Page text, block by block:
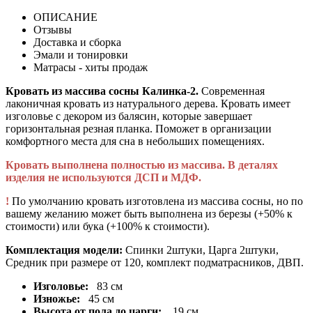
ОПИСАНИЕ
Отзывы
Доставка и сборка
Эмали и тонировки
Матрасы - хиты продаж
Кровать из массива сосны Калинка-2. Современная
лаконичная кровать из натурального дерева. Кровать имеет
изголовье с декором из балясин, которые завершает
горизонтальная резная планка. Поможет в организации
комфортного места для сна в небольших помещениях.
Кровать выполнена полностью из массива. В деталях
изделия не используются ДСП и МДФ.
! По умолчанию кровать изготовлена из массива сосны, но по
вашему желанию может быть выполнена из березы (+50% к
стоимости) или бука (+100% к стоимости).
Комплектация модели: Спинки 2штуки, Царга 2штуки,
Средник при размере от 120, комплект подматрасников, ДВП.
Изголовье:
83 см
Изножье: 45 см